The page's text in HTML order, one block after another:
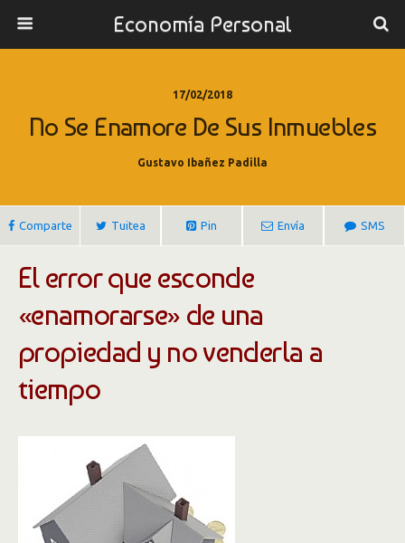
Economía Personal
17/02/2018
No Se Enamore De Sus Inmuebles
Gustavo Ibañez Padilla
Comparte Tuitea Pin Envía SMS
El error que esconde
«enamorarse» de una
propiedad y no venderla a
tiempo